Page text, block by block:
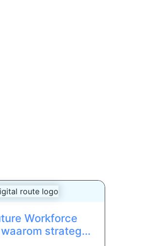
Workforce
strateg...